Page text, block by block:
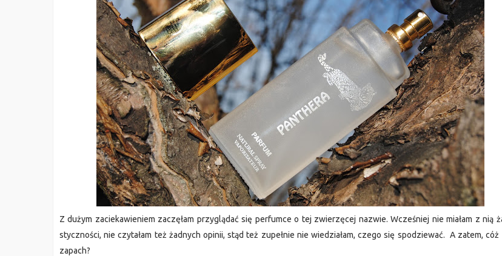
Z dużym zaciekawieniem zaczęłam przyglądać się perfumce o tej zwierzęcej nazwie. Wcześniej nie miałam z nią
styczności, nie czytałam też żadnych opinii, stąd też zupełnie nie wiedziałam, czego się spodziewać. A zatem, cóż
zapach?